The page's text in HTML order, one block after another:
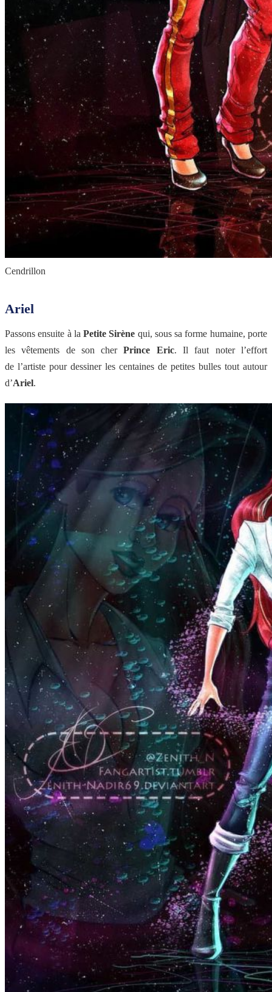
Cendrillon
Ariel
Passons ensuite à laPetite Sirène qui, sous sa forme humaine, porte
les vêtements de son cherPrince Eric. Il faut noter l’effort
de l’artiste pour dessiner les centaines de petites bulles tout autour
d’Ariel.